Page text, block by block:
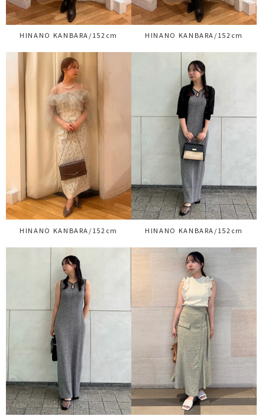
HINANO KANBARA/152cm HINANO KANBARA/152cm
HINANO KANBARA/152cm HINANO KANBARA/152cm